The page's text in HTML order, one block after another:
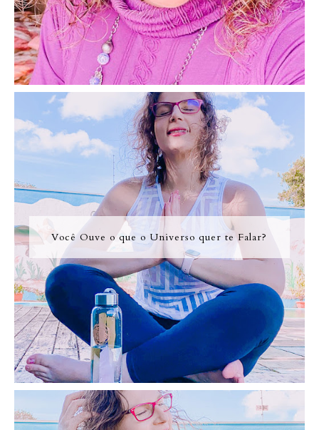
Você Ouve o que o Universo quer te Falar?